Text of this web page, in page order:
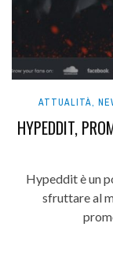
ATTUALITÀ,
HYPEDDIT,
Hypeddit è un
sfruttare al